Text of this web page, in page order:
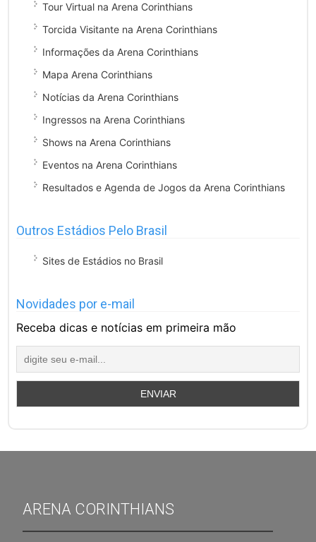
Tour Virtual na Arena Corinthians
Torcida Visitante na Arena Corinthians
Informações da Arena Corinthians
Mapa Arena Corinthians
Notícias da Arena Corinthians
Ingressos na Arena Corinthians
Shows na Arena Corinthians
Eventos na Arena Corinthians
Resultados e Agenda de Jogos da Arena Corinthians
Outros Estádios Pelo Brasil
Sites de Estádios no Brasil
Novidades por e-mail
Receba dicas e notícias em primeira mão
ARENA CORINTHIANS